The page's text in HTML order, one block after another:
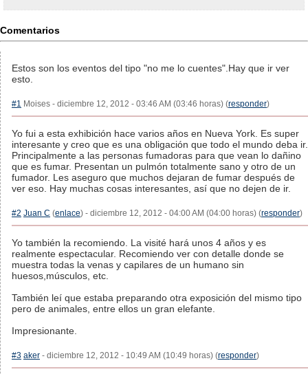
Comentarios
Estos son los eventos del tipo "no me lo cuentes".Hay que ir ver
esto.
#1 Moises - diciembre 12, 2012 - 03:46 AM (03:46 horas) (responder)
Yo fui a esta exhibición hace varios años en Nueva York. Es super
interesante y creo que es una obligación que todo el mundo deba ir.
Principalmente a las personas fumadoras para que vean lo dañino
que es fumar. Presentan un pulmón totalmente sano y otro de un
fumador. Les aseguro que muchos dejaran de fumar después de
ver eso. Hay muchas cosas interesantes, así que no dejen de ir.
#2 Juan C (enlace) - diciembre 12, 2012 - 04:00 AM (04:00 horas) (responder)
Yo también la recomiendo. La visité hará unos 4 años y es
realmente espectacular. Recomiendo ver con detalle donde se
muestra todas la venas y capilares de un humano sin
huesos,músculos, etc.
También leí que estaba preparando otra exposición del mismo tipo
pero de animales, entre ellos un gran elefante.
Impresionante.
#3 aker - diciembre 12, 2012 - 10:49 AM (10:49 horas) (responder)